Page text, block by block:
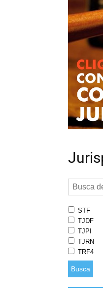
STF
TJDF
TJPI
TJRN
TRF4
Busca